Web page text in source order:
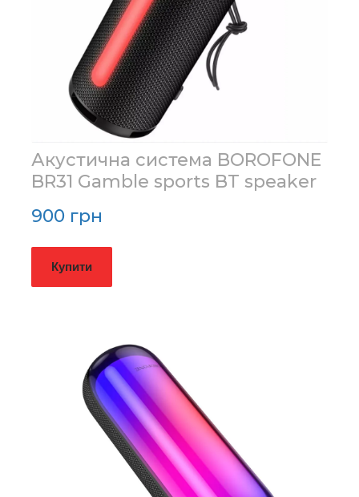
Акустична система BOROFONE
BR31 Gamble sports BT speaker
900 грн
Купити